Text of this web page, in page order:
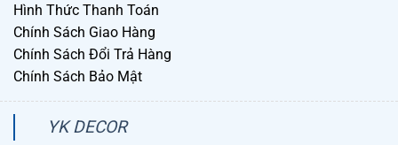
Hình Thức Thanh Toán
Chính Sách Giao Hàng
Chính Sách Đổi Trả Hàng
Chính Sách Bảo Mật
YK DECOR